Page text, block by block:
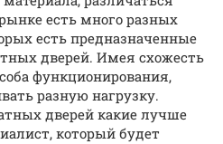
есть много разных
есть предназначенные
дверей. Имея схожесть
функционирования,
разную нагрузку.
дверей какие лучше
который будет